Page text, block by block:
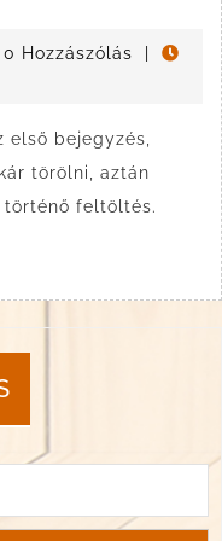
0 Hozzászólás
első bejegyzés,
törölni, aztán
történő feltöltés.